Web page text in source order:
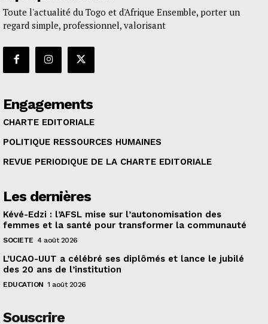
Toute l'actualité du Togo et d'Afrique Ensemble, porter un
regard simple, professionnel, valorisant
Engagements
CHARTE EDITORIALE
POLITIQUE RESSOURCES HUMAINES
REVUE PERIODIQUE DE LA CHARTE EDITORIALE
Les dernières
Kévé-Edzi : l’AFSL mise sur l’autonomisation des
femmes et la santé pour transformer la communauté
SOCIETE 4 août 2026
L’UCAO-UUT a célébré ses diplômés et lance le jubilé
des 20 ans de l’institution
EDUCATION 1 août 2026
Souscrire